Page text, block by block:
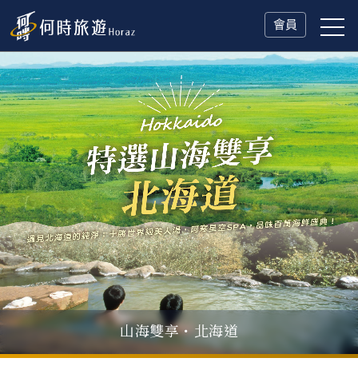
會員
瑞士鐵道．2027 深度之旅
一人旅行Solo Travel山海雙享・北海道